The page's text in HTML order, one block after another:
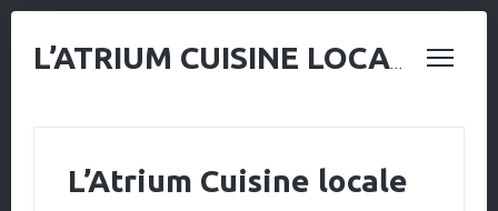
L’ATRIUM CUISINE LOCALE
L’Atrium Cuisine locale